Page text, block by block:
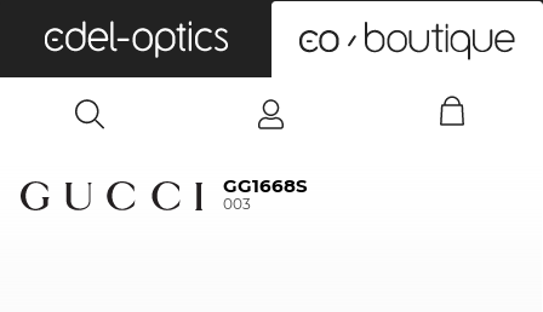
GG1668S
003